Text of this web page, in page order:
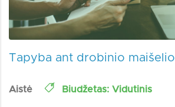
Tapyba ant drobinio maišelio
Aistė Biudžetas: Vidutinis